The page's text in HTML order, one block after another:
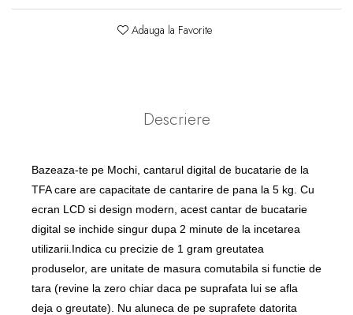
Adauga la Favorite
Descriere
Bazeaza-te pe Mochi, cantarul digital de bucatarie de la
TFA care are capacitate de cantarire de pana la 5 kg. Cu
ecran LCD si design modern, acest cantar de bucatarie
digital se inchide singur dupa 2 minute de la incetarea
utilizarii.Indica cu precizie de 1 gram greutatea
produselor, are unitate de masura comutabila si functie de
tara (revine la zero chiar daca pe suprafata lui se afla
deja o greutate). Nu aluneca de pe suprafete datorita